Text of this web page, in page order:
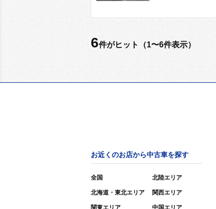
6件がヒット（1〜6件表示）
お近くのお店から中古車を探す
全国
北海道・東北エリア
北陸エリア
関西エリア